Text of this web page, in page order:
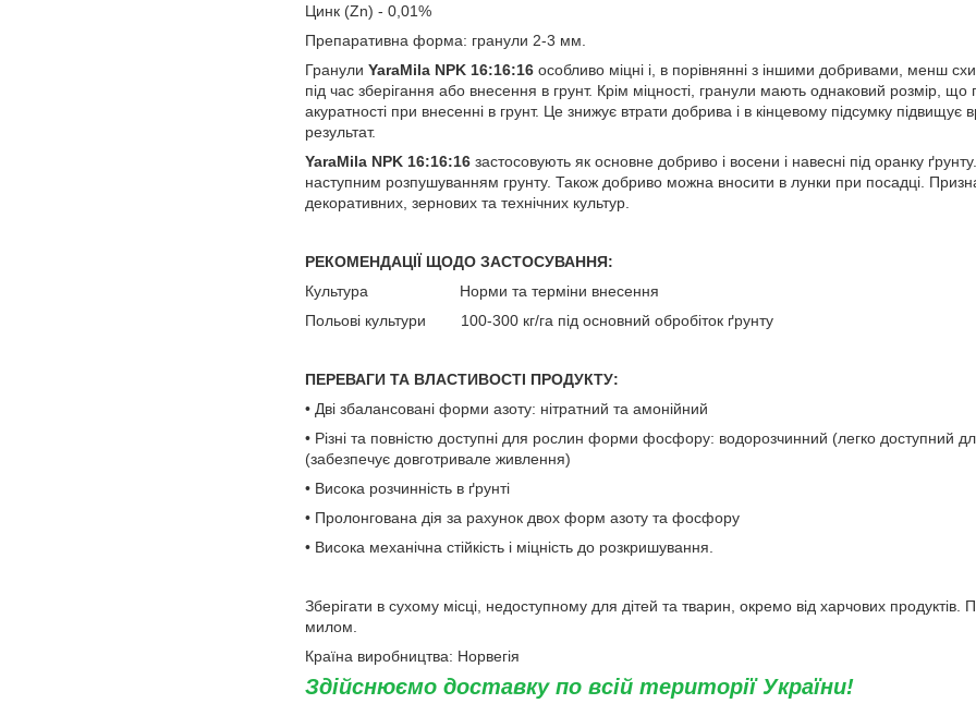
Цинк (Zn) - 0,01%
Препаративна форма: гранули 2-3 мм.
Гранули YaraMila NPK 16:16:16 особливо міцні і, в порівнянні з іншими добривами, менш
під час зберігання або внесення в грунт. Крім міцності, гранули мають однаковий розмір, що
акуратності при внесенні в грунт. Це знижує втрати добрива і в кінцевому підсумку
результат.
YaraMila NPK 16:16:16 застосовують як основне добриво і восени і навесні під оранку
наступним розпушуванням грунту. Також добриво можна вносити в лунки при посадці.
декоративних, зернових та технічних культур.
РЕКОМЕНДАЦІЇ ЩОДО ЗАСТОСУВАННЯ:
Культура Норми та терміни внесення
Польові культури 100-300 кг/га під основний обробіток ґрунту
ПЕРЕВАГИ ТА ВЛАСТИВОСТІ ПРОДУКТУ:
• Дві збалансовані форми азоту: нітратний та амонійний
• Різні та повністю доступні для рослин форми фосфору: водорозчинний (легко доступний
(забезпечує довготривале живлення)
• Висока розчинність в ґрунті
• Пролонгована дія за рахунок двох форм азоту та фосфору
• Висока механічна стійкість і міцність до розкришування.
Зберігати в сухому місці, недоступному для дітей та тварин, окремо від харчових
милом.
Країна виробництва: Норвегія
Здійснюємо доставку по всій території України!